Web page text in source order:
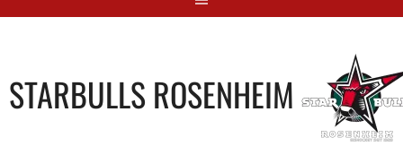
STARBULLS ROSENHEIM